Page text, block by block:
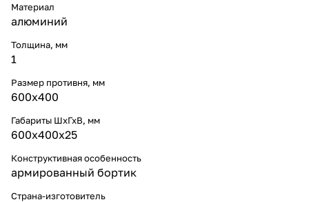
Материал
алюминий
Толщина, мм
1
Размер противня, мм
600х400
Габариты ШхГхВ, мм
600х400х25
Конструктивная особенность
армированный бортик
Страна-изготовитель